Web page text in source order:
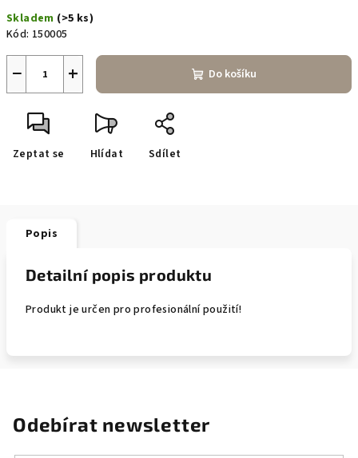
cena:
Skladem (>5 ks)
Kód: 150005
+
− Do košíku
Zeptat se Hlídat Sdílet
Popis
Detailní popis produktu
Produkt je určen pro profesionální použití!
Odebírat newsletter